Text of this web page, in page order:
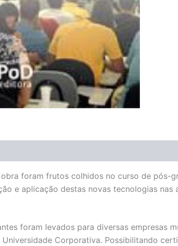
foram frutos colhidos no curso de pós-
e aplicação destas novas tecnologias
foram levados para diversas empresas
Corporativa. Possibilitando